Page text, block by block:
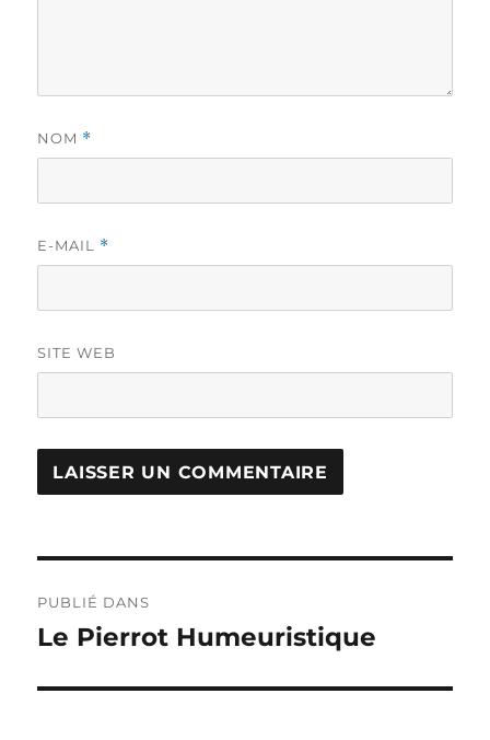
NOM *
E-MAIL *
SITE WEB
de
PUBLIÉ DANS
Le Pierrot Humeuristique